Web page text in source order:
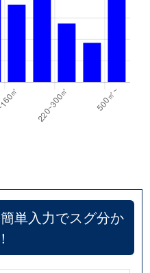
単入力でスグ分か